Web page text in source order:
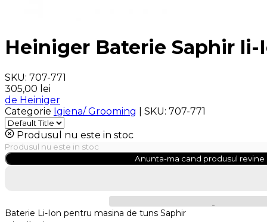
Heiniger Baterie Saphir li-
SKU: 707-771
305,00 lei
de Heiniger
Categorie Igiena/ Grooming SKU: 707-771
Produsul nu este in stoc
Produsul nu este in stoc
Anunta-ma cand produsul revine
Baterie Li-Ion pentru masina de tuns Saphir